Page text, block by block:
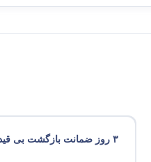
۳ روز ضمانت بازگشت بی قید و شرط